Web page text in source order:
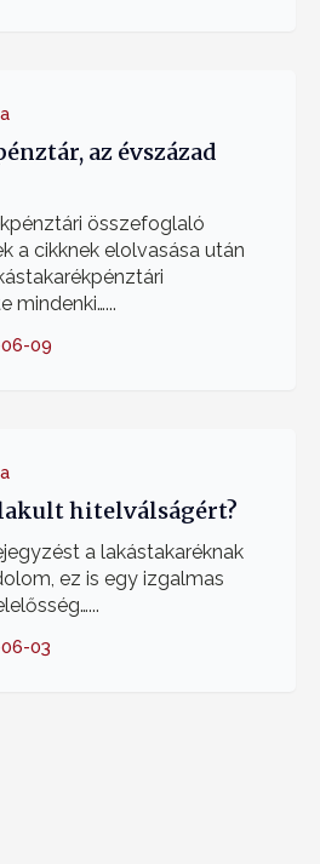
az évszázad
összefoglaló
a cikknek elolvasása után
mindenki…...
09
hitelválságért?
a lakástakaréknak
ez is egy izgalmas
03